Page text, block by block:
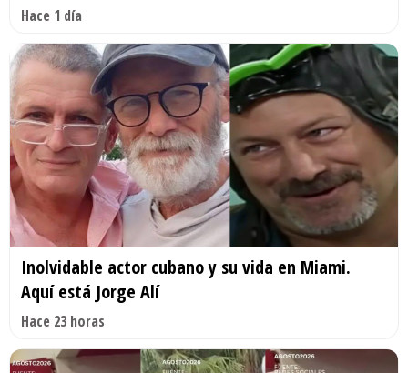
Hace 1 día
Inolvidable actor cubano y su vida en Miami.
Aquí está Jorge Alí
Hace 23 horas